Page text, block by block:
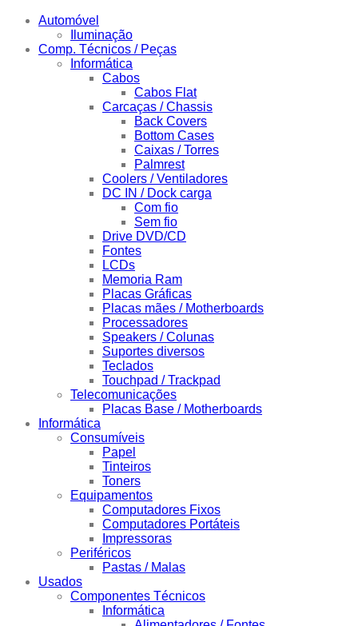
Automóvel
Iluminação
Comp. Técnicos / Peças
Informática
Cabos
Cabos Flat
Carcaças / Chassis
Back Covers
Bottom Cases
Caixas / Torres
Palmrest
Coolers / Ventiladores
DC IN / Dock carga
Com fio
Sem fio
Drive DVD/CD
Fontes
LCDs
Memoria Ram
Placas Gráficas
Placas mães / Motherboards
Processadores
Speakers / Colunas
Suportes diversos
Teclados
Touchpad / Trackpad
Telecomunicações
Placas Base / Motherboards
Informática
Consumíveis
Papel
Tinteiros
Toners
Equipamentos
Computadores Fixos
Computadores Portáteis
Impressoras
Periféricos
Pastas / Malas
Usados
Componentes Técnicos
Informática